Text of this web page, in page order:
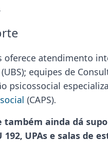
oferece atendimento
(UBS); equipes de
psicossocial
(CAPS).
também ainda dá
192, UPAs e salas de